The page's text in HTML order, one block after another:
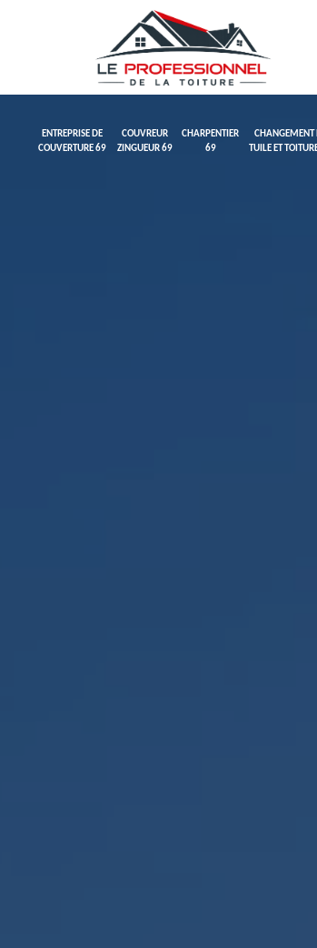
ENTREPRISE DE
COUVERTURE 69
COUVREUR
ZINGUEUR 69
CHARPENTIER
69
CHANGEMENT
TUILE ET